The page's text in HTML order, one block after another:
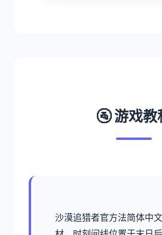
🚰 游戏教
沙漠追猎者官方法简体中